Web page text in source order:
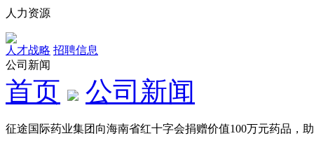
人力资源
人才战略 招聘信息
公司新闻
首页 公司新闻
征途国际药业集团向海南省红十字会捐赠价值100万元药品，